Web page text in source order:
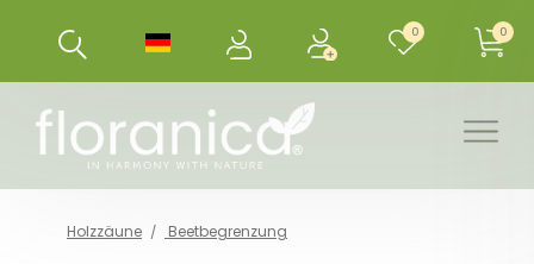
0 0
Holzzäune Beetbegrenzung